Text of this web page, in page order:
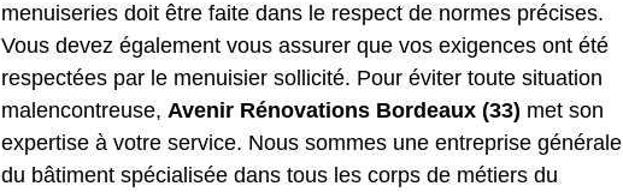
menuiseries doit être faite dans le respect de normes précises.
Vous devez également vous assurer que vos exigences ont été
respectées par le menuisier sollicité. Pour éviter toute situation
malencontreuse, Avenir Rénovations Bordeaux (33) met son
expertise à votre service. Nous sommes une entreprise générale
du bâtiment spécialisée dans tous les corps de métiers du